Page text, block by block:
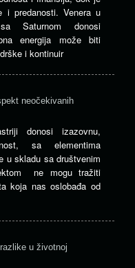
i predanosti. Venera u
Saturnom donosi
energija može biti
i kontinuir
neočekivanih
donosi izazovnu,
sa elementima
u skladu sa društvenim
ne mogu tražiti
koja nas oslobađa od
u životnoj